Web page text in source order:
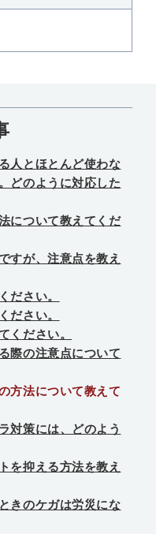
人とほとんど使わな
どのように対応した
について教えてくだ
すが、注意点を教え
ださい。
ださい。
ください。
際の注意点について
方法について教えて
対策には、どのよう
を抑える方法を教え
きのケガは労災にな